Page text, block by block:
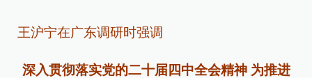
王沪宁在广东调研时强调
深入贯彻落实党的二十届四中全会精神 为推进